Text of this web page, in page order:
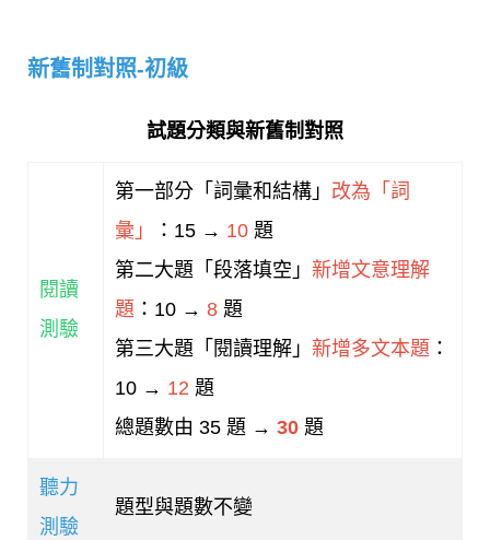
新舊制對照-初級
試題分類與新舊制對照
閱讀
測驗
第一部分「詞彙和結構」 改為「詞
彙」
：15 → 10 題
第二大題「段落填空」 新增文意理解
題 ：10 → 8 題
第三大題「閱讀理解」 新增多文本題 ：
10 → 12 題
總題數由 35 題 → 30 題
聽力
測驗
題型與題數不變